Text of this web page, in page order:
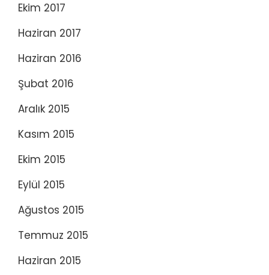
Ekim 2017
Haziran 2017
Haziran 2016
Şubat 2016
Aralık 2015
Kasım 2015
Ekim 2015
Eylül 2015
Ağustos 2015
Temmuz 2015
Haziran 2015